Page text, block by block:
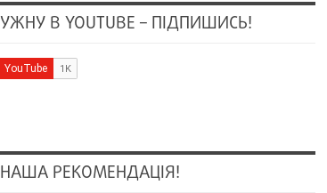
УЖНУ В YOUTUBE – ПІДПИШИСЬ!
НАША РЕКОМЕНДАЦІЯ!